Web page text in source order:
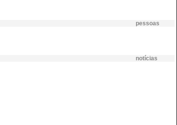
pessoas
notícias